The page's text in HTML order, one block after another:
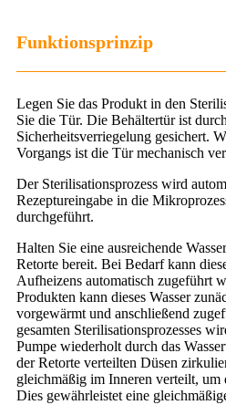
Funktionsprinzip
Legen Sie das Produkt in den
Sie die Tür. Die Behältertür ist
Sicherheitsverriegelung gesichert.
Vorgangs ist die Tür mechanisch
Der Sterilisationsprozess wird
Rezeptureingabe in die
durchgeführt.
Halten Sie eine ausreichende
Retorte bereit. Bei Bedarf kann
Aufheizens automatisch zugeführt
Produkten kann dieses Wasser
vorgewärmt und anschließend
gesamten Sterilisationsprozesses
Pumpe wiederholt durch das
der Retorte verteilten Düsen
gleichmäßig im Inneren verteilt, um
Dies gewährleistet eine